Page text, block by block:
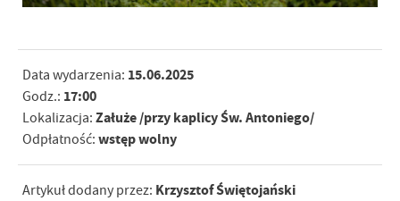
Data wydarzenia: 15.06.2025
Godz.: 17:00
Lokalizacja: Załuże /przy kaplicy Św. Antoniego/
Odpłatność: wstęp wolny
Artykuł dodany przez: Krzysztof Świętojański